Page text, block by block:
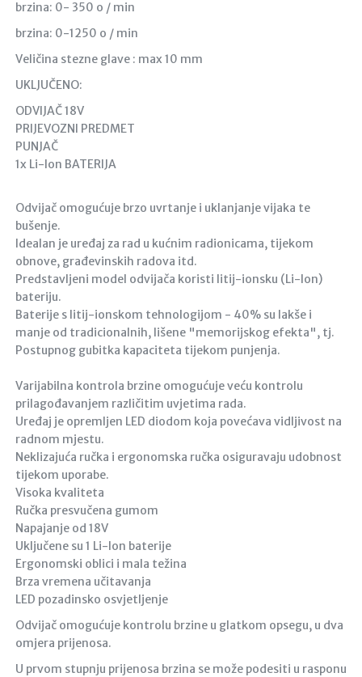
brzina: 0- 350 o / min
brzina: 0-1250 o / min
Veličina stezne glave : max 10 mm
UKLJUČENO:
ODVIJAČ 18V
PRIJEVOZNI PREDMET
PUNJAČ
1x Li-lon BATERIJA
Odvijač omogućuje brzo uvrtanje i uklanjanje vijaka te
bušenje.
Idealan je uređaj za rad u kućnim radionicama, tijekom
obnove, građevinskih radova itd.
Predstavljeni model odvijača koristi litij-ionsku (Li-lon)
bateriju.
Baterije s litij-ionskom tehnologijom - 40% su lakše i
manje od tradicionalnih, lišene "memorijskog efekta", tj.
Postupnog gubitka kapaciteta tijekom punjenja.
Varijabilna kontrola brzine omogućuje veću kontrolu
prilagođavanjem različitim uvjetima rada.
Uređaj je opremljen LED diodom koja povećava vidljivost na
radnom mjestu.
Neklizajuća ručka i ergonomska ručka osiguravaju udobnost
tijekom uporabe.
Visoka kvaliteta
Ručka presvučena gumom
Napajanje od 18V
Uključene su 1 Li-lon baterije
Ergonomski oblici i mala težina
Brza vremena učitavanja
LED pozadinsko osvjetljenje
Odvijač omogućuje kontrolu brzine u glatkom opsegu, u dva
omjera prijenosa.
U prvom stupnju prijenosa brzina se može podesiti u rasponu